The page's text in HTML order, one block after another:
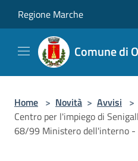
Regione Marche
Comune di
Home > Novità > Avvisi >
Centro per l'impiego di
68/99 Ministero dell'interno -